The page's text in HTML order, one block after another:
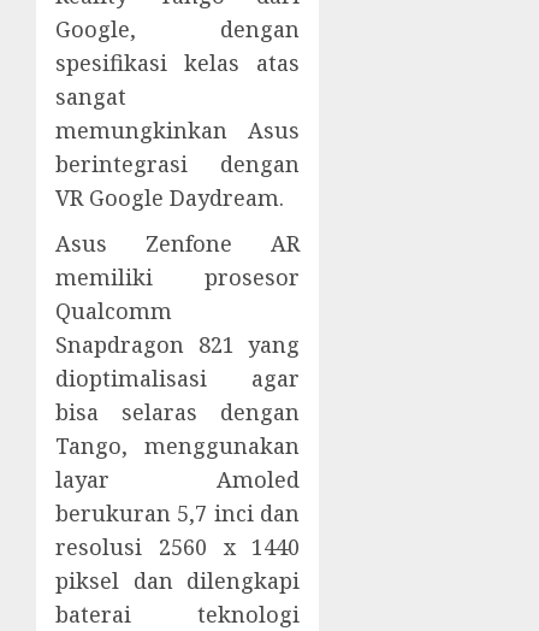
Google, dengan
spesifikasi kelas atas
sangat
memungkinkan Asus
berintegrasi dengan
VR Google Daydream.
Asus Zenfone AR
memiliki prosesor
Qualcomm
Snapdragon 821 yang
dioptimalisasi agar
bisa selaras dengan
Tango, menggunakan
layar Amoled
berukuran 5,7 inci dan
resolusi 2560 x 1440
piksel dan dilengkapi
baterai teknologi